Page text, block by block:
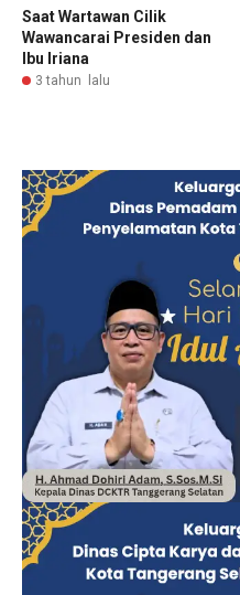
Saat Wartawan Cilik
Wawancarai Presiden dan
Ibu Iriana
3 tahun lalu